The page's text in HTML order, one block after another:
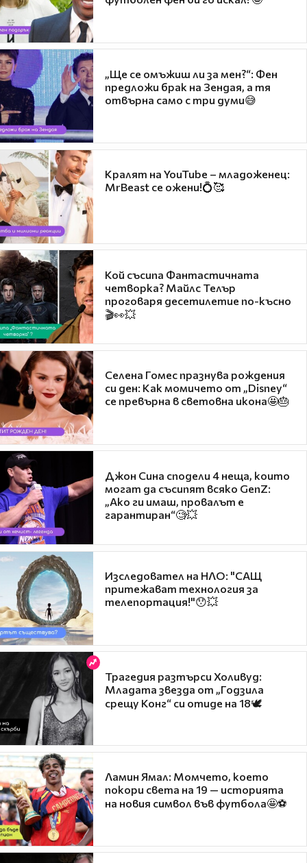
„Ще се омъжиш ли за мен?“: Фен
предложи брак на Зендая, а тя
отвърна само с три думи😅
Кралят на YouTube – младоженец:
MrBeast се ожени!💍🥰
Кой съсипа Фантастичната
четворка? Майлс Телър
проговаря десетилетие по-късно
🎬👀💥
Селена Гомес празнува рождения
си ден: Как момичето от „Disney“
се превърна в световна икона🤩🎂
Джон Сина сподели 4 неща, които
могат да съсипят всяко GenZ:
„Ако ги имаш, провалът е
гарантиран“🧐💥
Изследовател на НЛО: "САЩ
притежават технология за
телепортация!"😯💥
Трагедия разтърси Холивуд:
Младата звезда от „Годзила
срещу Конг“ си отиде на 18🕊️
Ламин Ямал: Момчето, което
покори света на 19 — историята
на новия символ във футбола🤩⚽